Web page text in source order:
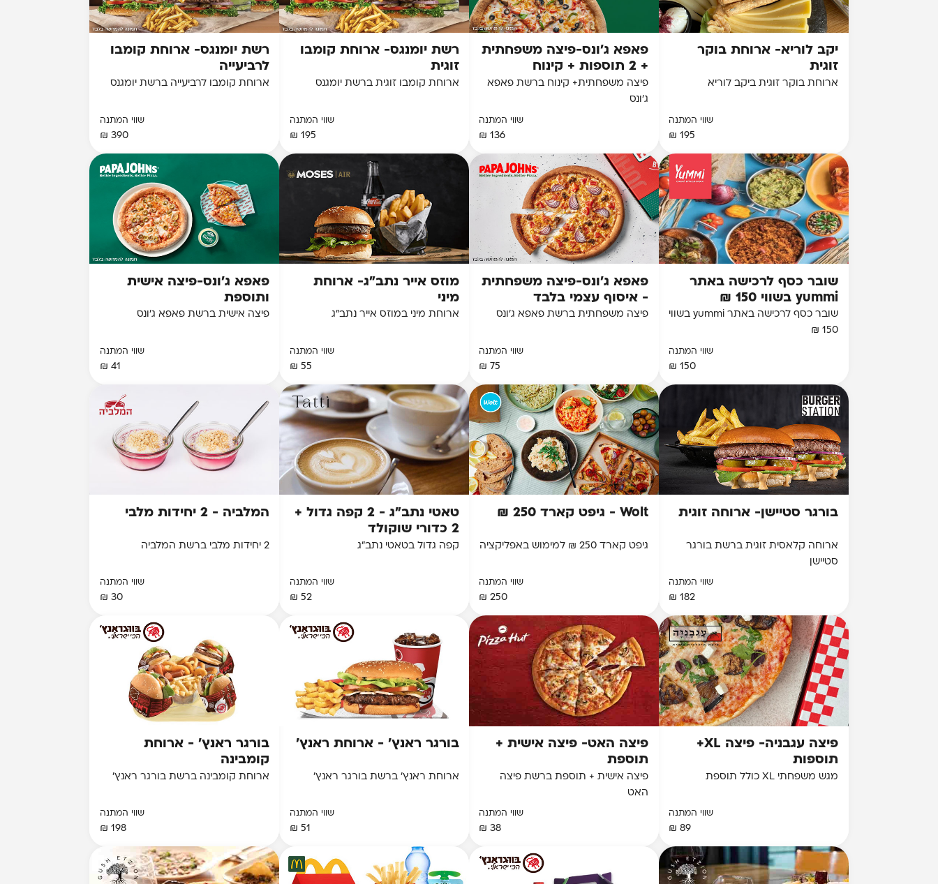
יקב לוריא- ארוחת בוקר
זוגית
ארוחת בוקר זוגית ביקב לוריא
שווי המתנה
195 ₪
פאפא ג'ונס-פיצה משפחתית
+ 2 תוספות + קינוח
פיצה משפחתית+ קינוח ברשת פאפא
ג'ונס
שווי המתנה
136 ₪
רשת יומנגס- ארוחת קומבו
זוגית
ארוחת קומבו זוגית ברשת יומגנס
שווי המתנה
195 ₪
רשת יומנגס- ארוחת קומבו
לרביעייה
ארוחת קומבו לרביעייה ברשת יומגנס
שווי המתנה
390 ₪
שובר כסף לרכישה באתר
yummi בשווי 150 ₪
שובר כסף לרכישה באתר yummi בשווי
150 ₪
שווי המתנה
150 ₪
פאפא ג'ונס-פיצה משפחתית
- איסוף עצמי בלבד
פיצה משפחתית ברשת פאפא ג'ונס
שווי המתנה
75 ₪
מוזס אייר נתב"ג- ארוחת
מיני
ארוחת מיני במוזס אייר נתב"ג
שווי המתנה
55 ₪
פאפא ג'ונס-פיצה אישית
ותוספת
פיצה אישית ברשת פאפא ג'ונס
שווי המתנה
41 ₪
בורגר סטיישן- ארוחה זוגית
ארוחה קלאסית זוגית ברשת בורגר
סטיישן
שווי המתנה
182 ₪
Wolt - גיפט קארד 250 ₪
גיפט קארד 250 ₪ למימוש באפליקציה
שווי המתנה
250 ₪
טאטי נתב"ג - 2 קפה גדול +
2 כדורי שוקולד
קפה גדול בטאטי נתב"ג
שווי המתנה
52 ₪
המלביה - 2 יחידות מלבי
2 יחידות מלבי ברשת המלביה
שווי המתנה
30 ₪
פיצה עגבניה- פיצה XL+
תוספות
מגש משפחתי XL כולל תוספת
שווי המתנה
89 ₪
פיצה האט- פיצה אישית +
תוספת
פיצה אישית + תוספת ברשת פיצה
האט
שווי המתנה
38 ₪
בורגר ראנץ' - ארוחת ראנץ'
ארוחת ראנץ' ברשת בורגר ראנץ'
שווי המתנה
51 ₪
בורגר ראנץ' - ארוחת
קומבינה
ארוחת קומבינה ברשת בורגר ראנץ'
שווי המתנה
198 ₪